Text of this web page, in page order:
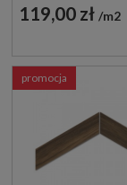
119,00 zł m2
promocja